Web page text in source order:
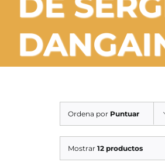
SERVICIOS
SERVICIOS TALLER
OCASIÓN
Ordena por Puntuar
Mostrar 12 productos